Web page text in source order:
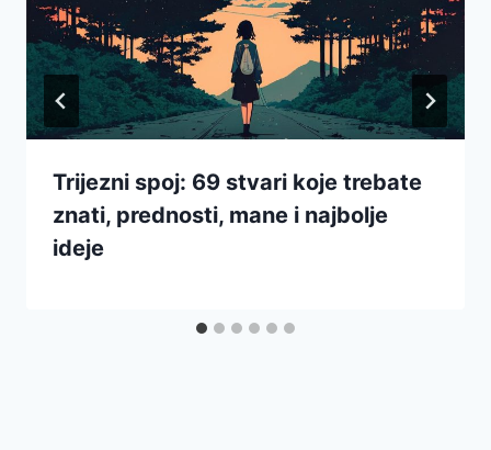
Trijezni spoj: 69 stvari koje trebate
znati, prednosti, mane i najbolje
ideje